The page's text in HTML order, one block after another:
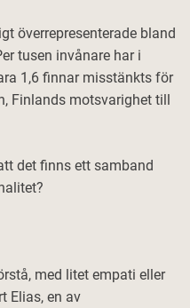
överrepresenterade bland
tusen invånare har i
1,6 finnar misstänkts för
Finlands motsvarighet till
det finns ett samband
med litet empati eller
Elias, en av